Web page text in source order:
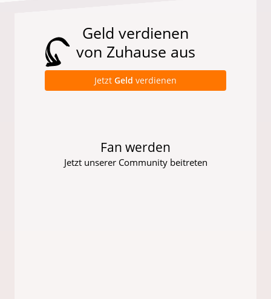
Geld verdienen
von Zuhause aus
Jetzt Geld verdienen
Fan werden
Jetzt unserer Community beitreten